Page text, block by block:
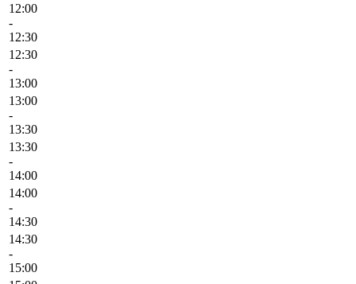
12:00
-
12:30
12:30
-
13:00
13:00
-
13:30
13:30
-
14:00
14:00
-
14:30
14:30
-
15:00